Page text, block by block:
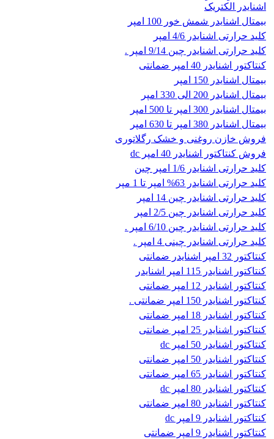
اشنایدر الکتریک
بیمتال اشنایدر شمش خور 100 امپر
کلید حرارتی اشنایدر 4/6 امپر
کلید حرارتی اشنایدر چین 9/14 امپر .
کنتاکتور اشنایدر 40 امپر ضمانتی
بیمتال اشنایدر 150 امپر
بیمتال اشنایدر 200 الی 330 امپر
بیمتال اشنایدر 300 امپر تا 500 امپر
بیمتال اشنایدر 380 امپر تا 630 امپر
فروش خازن روغنی و خشک رگلاتوری
فروش کنتاکتور اشنایدر 40 امپر dc
کلید حرارتی اشنایدر 1/6 امپر چین
کلید حرارتی اشنایدر 63% امپر تا 1 مپر
کلید حرارتی اشنایدر چین 14 امپر
کلید حرارتی اشنایدر چین 2/5 امپر
کلید حرارتی اشنایدر چین 6/10 امپر .
کلید حرارتی اشنایدر چینی 4 امپر .
کنتاکتور 32 امپر اشنایدر ضمانتی
کنتاکتور اشنایدر 115 امپر اشنایدر
کنتاکتور اشنایدر 12 امپر ضمانتی
کنتاکتور اشنایدر 150 امپر ضمانتی .
کنتاکتور اشنایدر 18 امپر ضمانتی
کنتاکتور اشنایدر 25 امپر ضمانتی
کنتاکتور اشنایدر 50 امپر dc
کنتاکتور اشنایدر 50 امپر ضمانتی
کنتاکتور اشنایدر 65 امپر ضمانتی
کنتاکتور اشنایدر 80 امپر dc
کنتاکتور اشنایدر 80 امپر ضمانتی
کنتاکتور اشنایدر 9 امپر dc
کنتاکتور اشنایدر 9 امپر ضمانتی